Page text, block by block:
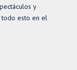
y
todo esto en el